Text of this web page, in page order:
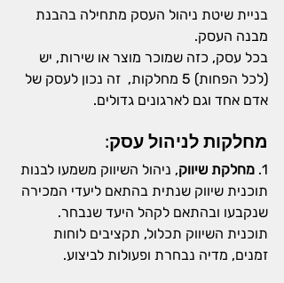
בניית שיטת ניהול העסק מתחילה בהבנת
מבנה העסק.
בכל עסק, כזה שמוכר מוצר או שירות, יש
(לכל הפחות) 5 מחלקות,  זה נכון לעסק של
אדם אחד וגם לארגונים גדולים.
מחלקות לניהול עסק:
1. מחלקת שיווק, ניהול השיווק משמעו לבנות
תוכנית שיווק שנתית בהתאם ליעדי המכירה
שנקבעו ובהתאם לקהל היעד שנבחר.
תוכנית השיווק תכלול, תקציבים לוחות
זמנים, מדיה נבחרת ופעולות לביצוע.